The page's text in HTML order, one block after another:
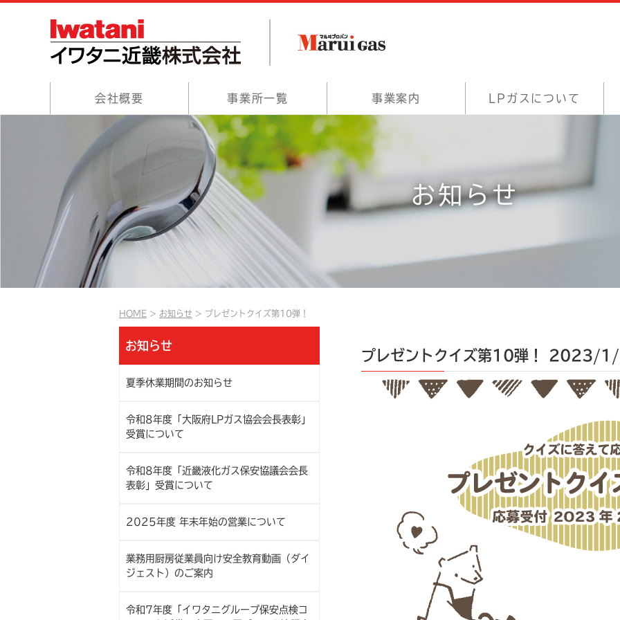
会社概要 事業所一覧 事業案内 LPガスについて
お知らせ
HOME お知らせ プレゼントクイズ第10弾！
お知らせ
夏季休業期間のお知らせ
令和8年度「大阪府LPガス協会会長表彰」
受賞について
令和8年度「近畿液化ガス保安協議会会長
表彰」受賞について
2025年度 年末年始の営業について
業務用厨房従業員向け安全教育動画（ダイ
ジェスト）のご案内
令和7年度「イワタニグループ保安点検コ
プレゼントクイズ第10弾！ 2023/